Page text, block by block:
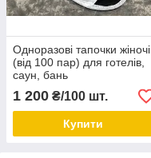
Одноразові тапочки жіночі
(від 100 пар) для готелів,
саун, бань
1 200 ₴/100 шт.
Купити